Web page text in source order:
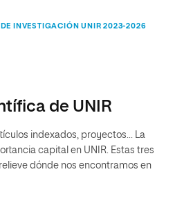
DE INVESTIGACIÓN UNIR 2023-2026
de UNIR
indexados, proyectos… La
capital en UNIR. Estas tres
dónde nos encontramos en